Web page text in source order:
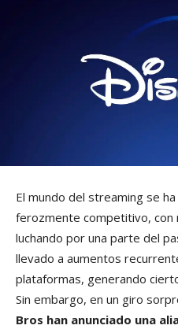
El mundo del streaming se
ferozmente competitivo, con
luchando por una parte del
llevado a aumentos
plataformas, generando
Sin embargo, en un giro
Bros han anunciado una